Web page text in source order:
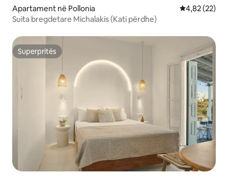
Apartament në Pollonia Vlerësimi
4,82 (22)
Suita bregdetare Michalakis (Kati përdhe)
Superpritës
Superpritës